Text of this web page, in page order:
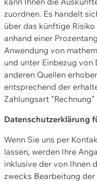
zuordnen. Es handelt
über das künftige Risiko
anhand einer
Anwendung von
und unter Einbezug von
anderen Quellen
entsprechend der
Zahlungsart
Datenschutzerklärung
Wenn Sie uns per
lassen, werden Ihre
inklusive der von Ihnen
zwecks Bearbeitung